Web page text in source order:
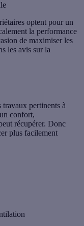
optent pour un
la performance
de maximiser les
les avis sur la
travaux pertinents à
confort,
récupérer. Donc
plus facilement